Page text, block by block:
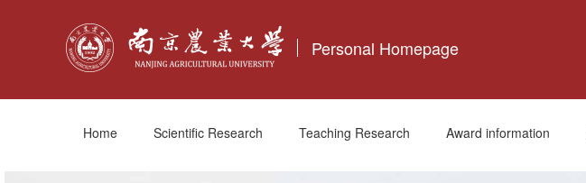
Personal Homepage
Home Scientific Research Teaching Research Award information